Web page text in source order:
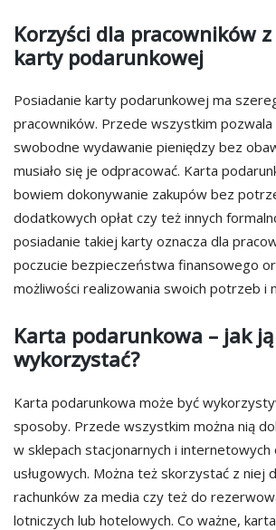
Korzyści dla pracowników
karty podarunkowej
Posiadanie karty podarunkowej ma
pracowników. Przede wszystkim pozwala
swobodne wydawanie pieniędzy bez
musiało się je odpracować. Karta
bowiem dokonywanie zakupów bez
dodatkowych opłat czy też innych
posiadanie takiej karty oznacza dla
poczucie bezpieczeństwa finansowego
możliwości realizowania swoich potrzeb i
Karta podarunkowa – jak ją
wykorzystać?
Karta podarunkowa może być
sposoby. Przede wszystkim można nią
w sklepach stacjonarnych i internetowych
usługowych. Można też skorzystać z niej
rachunków za media czy też do
lotniczych lub hotelowych. Co ważne,